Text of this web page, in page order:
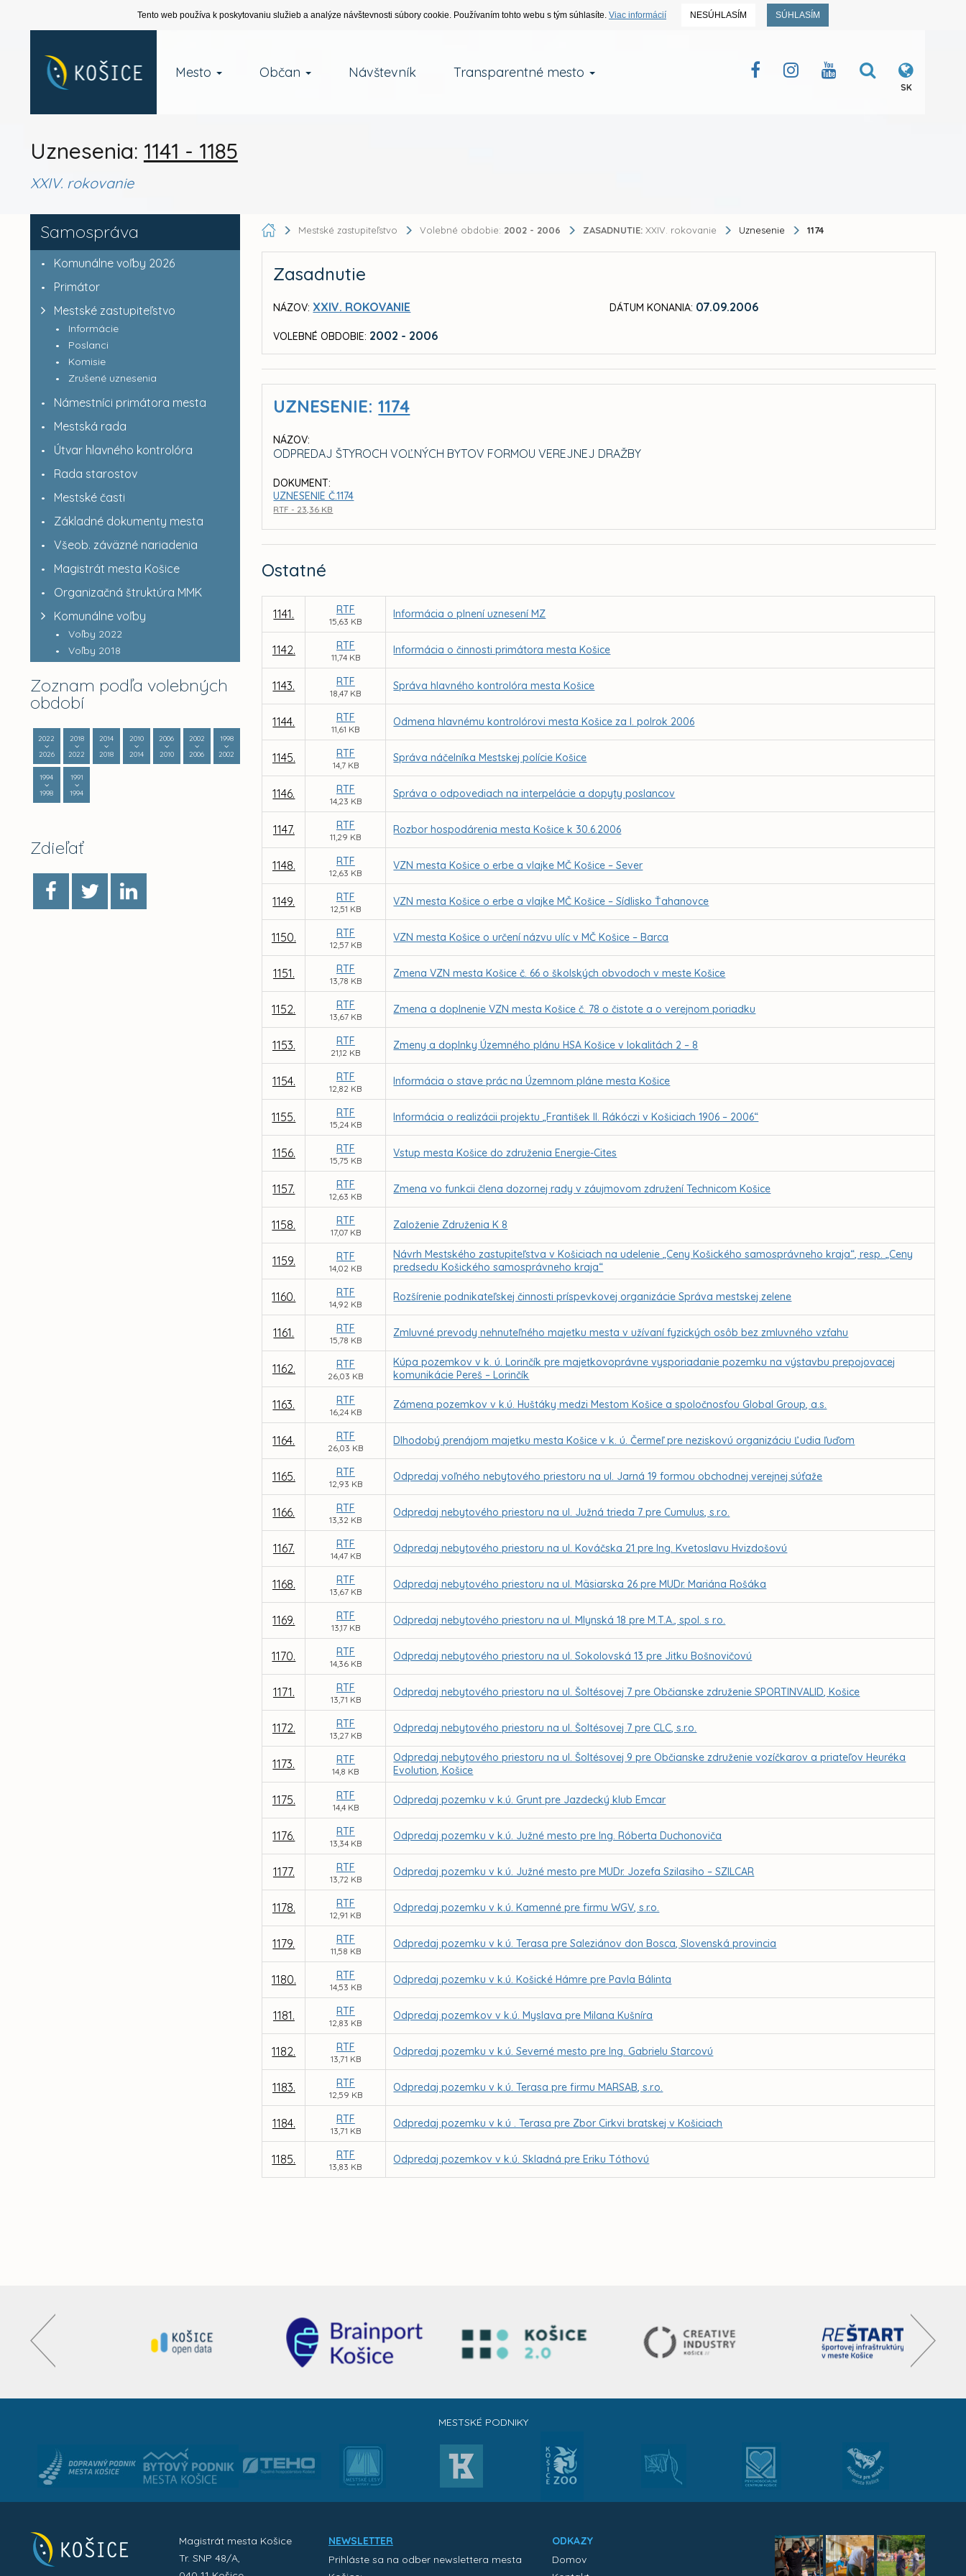
Tento web používa k poskytovaniu služieb a analýze návštevnosti súbory cookie. Používaním tohto webu s tým súhlasíte. Viac informácií NESÚHLASÍM SÚHLASÍM
Mesto Občan Návštevník Transparentné mesto
SK
Uznesenia: 1141 - 1185
XXIV. rokovanie
Samospráva
Komunálne voľby 2026
Primátor
Mestské zastupiteľstvo
Informácie
Poslanci
Komisie
Zrušené uznesenia
Námestníci primátora mesta
Mestská rada
Útvar hlavného kontrolóra
Rada starostov
Mestské časti
Základné dokumenty mesta
Všeob. záväzné nariadenia
Magistrát mesta Košice
Organizačná štruktúra MMK
Komunálne voľby
Voľby 2022
Voľby 2018
Zoznam podľa volebných
období
2022
2026
2018
2022
2014
2018
2010
2014
2006
2010
2002
2006
1998
2002
1994
1998
1991
1994
Zdieľať
Mestské zastupiteľstvo Volebné obdobie: 2002 - 2006 ZASADNUTIE: XXIV. rokovanie Uznesenie 1174
Zasadnutie
NÁZOV: XXIV. ROKOVANIE
VOLEBNÉ OBDOBIE: 2002 - 2006
DÁTUM KONANIA: 07.09.2006
UZNESENIE:1174
NÁZOV:
ODPREDAJ ŠTYROCH VOĽNÝCH BYTOV FORMOU VEREJNEJ DRAŽBY
DOKUMENT:
UZNESENIE Č.1174
RTF - 23,36 KB
Ostatné
1141. RTF
15,63 KB
Informácia o plnení uznesení MZ
1142. RTF
11,74 KB
Informácia o činnosti primátora mesta Košice
1143. RTF
18,47 KB
Správa hlavného kontrolóra mesta Košice
1144. RTF
11,61 KB
Odmena hlavnému kontrolórovi mesta Košice za I. polrok 2006
1145. RTF
14,7 KB
Správa náčelníka Mestskej polície Košice
1146. RTF
14,23 KB
Správa o odpovediach na interpelácie a dopyty poslancov
1147. RTF
11,29 KB
Rozbor hospodárenia mesta Košice k 30.6.2006
1148. RTF
12,63 KB
VZN mesta Košice o erbe a vlajke MČ Košice – Sever
1149. RTF
12,51 KB
VZN mesta Košice o erbe a vlajke MČ Košice – Sídlisko Ťahanovce
1150. RTF
12,57 KB
VZN mesta Košice o určení názvu ulíc v MČ Košice – Barca
1151. RTF
13,78 KB
Zmena VZN mesta Košice č. 66 o školských obvodoch v meste Košice
1152. RTF
13,67 KB
Zmena a doplnenie VZN mesta Košice č. 78 o čistote a o verejnom poriadku
1153. RTF
21,12 KB
Zmeny a doplnky Územného plánu HSA Košice v lokalitách 2 – 8
1154. RTF
12,82 KB
Informácia o stave prác na Územnom pláne mesta Košice
1155. RTF
15,24 KB
Informácia o realizácii projektu „František II. Rákóczi v Košiciach 1906 – 2006“
1156. RTF
15,75 KB
Vstup mesta Košice do združenia Energie-Cites
1157. RTF
12,63 KB
Zmena vo funkcii člena dozornej rady v záujmovom združení Technicom Košice
1158. RTF
17,07 KB
Založenie Združenia K 8
1159. RTF
14,02 KB
Návrh Mestského zastupiteľstva v Košiciach na udelenie „Ceny Košického samosprávneho kraja“, resp. „Ceny
predsedu Košického samosprávneho kraja“
1160. RTF
14,92 KB
Rozšírenie podnikateľskej činnosti príspevkovej organizácie Správa mestskej zelene
1161. RTF
15,78 KB
Zmluvné prevody nehnuteľného majetku mesta v užívaní fyzických osôb bez zmluvného vzťahu
1162. RTF
26,03 KB
Kúpa pozemkov v k. ú. Lorinčík pre majetkovoprávne vysporiadanie pozemku na výstavbu prepojovacej
komunikácie Pereš – Lorinčík
1163. RTF
16,24 KB
Zámena pozemkov v k.ú. Huštáky medzi Mestom Košice a spoločnosťou Global Group, a.s.
1164. RTF
26,03 KB
Dlhodobý prenájom majetku mesta Košice v k. ú. Čermeľ pre neziskovú organizáciu Ľudia ľuďom
1165. RTF
12,93 KB
Odpredaj voľného nebytového priestoru na ul. Jarná 19 formou obchodnej verejnej súťaže
1166. RTF
13,32 KB
Odpredaj nebytového priestoru na ul. Južná trieda 7 pre Cumulus, s.r.o.
1167. RTF
14,47 KB
Odpredaj nebytového priestoru na ul. Kováčska 21 pre Ing. Kvetoslavu Hvizdošovú
1168. RTF
13,67 KB
Odpredaj nebytového priestoru na ul. Mäsiarska 26 pre MUDr. Mariána Rošáka
1169. RTF
13,17 KB
Odpredaj nebytového priestoru na ul. Mlynská 18 pre M.T.A., spol. s r.o.
1170. RTF
14,36 KB
Odpredaj nebytového priestoru na ul. Sokolovská 13 pre Jitku Bošnovičovú
1171. RTF
13,71 KB
Odpredaj nebytového priestoru na ul. Šoltésovej 7 pre Občianske združenie SPORTINVALID, Košice
1172. RTF
13,27 KB
Odpredaj nebytového priestoru na ul. Šoltésovej 7 pre CLC, s.r.o.
1173. RTF
14,8 KB
Odpredaj nebytového priestoru na ul. Šoltésovej 9 pre Občianske združenie vozíčkarov a priateľov Heuréka
Evolution, Košice
1175. RTF
14,4 KB
Odpredaj pozemku v k.ú. Grunt pre Jazdecký klub Emcar
1176. RTF
13,34 KB
Odpredaj pozemku v k.ú. Južné mesto pre Ing. Róberta Duchonoviča
1177. RTF
13,72 KB
Odpredaj pozemku v k.ú. Južné mesto pre MUDr. Jozefa Szilasiho – SZILCAR
1178. RTF
12,91 KB
Odpredaj pozemku v k.ú. Kamenné pre firmu WGV, s.r.o.
1179. RTF
11,58 KB
Odpredaj pozemku v k.ú. Terasa pre Saleziánov don Bosca, Slovenská provincia
1180. RTF
14,53 KB
Odpredaj pozemku v k.ú. Košické Hámre pre Pavla Bálinta
1181. RTF
12,83 KB
Odpredaj pozemkov v k.ú. Myslava pre Milana Kušníra
1182. RTF
13,71 KB
Odpredaj pozemku v k.ú. Severné mesto pre Ing. Gabrielu Starcovú
1183. RTF
12,59 KB
Odpredaj pozemku v k.ú. Terasa pre firmu MARSAB, s.r.o.
1184. RTF
13,71 KB
Odpredaj pozemku v k.ú . Terasa pre Zbor Cirkvi bratskej v Košiciach
1185. RTF
13,83 KB
Odpredaj pozemkov v k.ú. Skladná pre Eriku Tóthovú
MESTSKÉ PODNIKY
Magistrát mesta Košice
Tr. SNP 48/A,
NEWSLETTER
Prihláste sa na odber newslettera mesta
ODKAZY
Domov